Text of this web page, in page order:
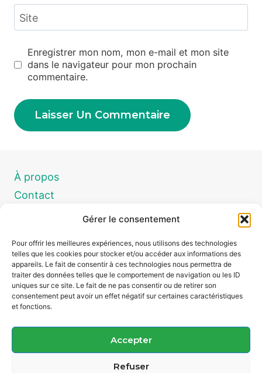
Gérer le consentement
Pour offrir les meilleures expériences, nous utilisons des technologies
telles que les cookies pour stocker et/ou accéder aux informations des
appareils. Le fait de consentir à ces technologies nous permettra de
traiter des données telles que le comportement de navigation ou les ID
uniques sur ce site. Le fait de ne pas consentir ou de retirer son
consentement peut avoir un effet négatif sur certaines caractéristiques
et fonctions.
Accepter
Refuser
Site
Enregistrer mon nom, mon e-mail et mon site
dans le navigateur pour mon prochain
commentaire.
À propos
Contact
Demande de devis
Produits
Conditions Générales de Vente
Conditions Générales d’Utilisation (CGU)
Produits